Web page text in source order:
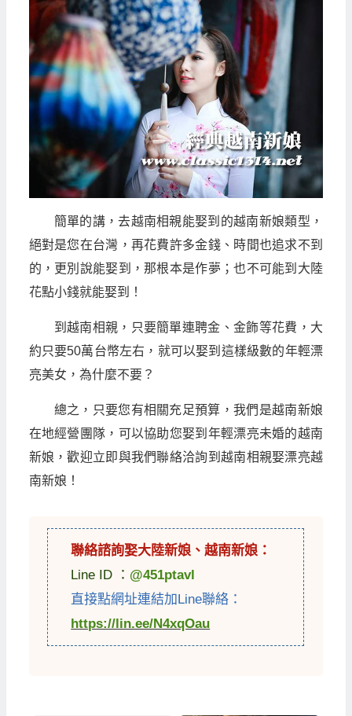
簡單的講，去越南相親能娶到的越南新娘類型，
絕對是您在台灣，再花費許多金錢、時間也追求不到
的，更別說能娶到，那根本是作夢；也不可能到大陸
花點小錢就能娶到！
到越南相親，只要簡單連聘金、金飾等花費，大
約只要50萬台幣左右，就可以娶到這樣級數的年輕漂
亮美女，為什麼不要？
總之，只要您有相關充足預算，我們是越南新娘
在地經營團隊，可以協助您娶到年輕漂亮未婚的越南
新娘，歡迎立即與我們聯絡洽詢到越南相親娶漂亮越
南新娘！
聯絡諮詢娶大陸新娘 、越南新娘 ：
Line ID ： @451ptavl
直接點網址連結加Line聯絡：
https://lin.ee/N4xqOau